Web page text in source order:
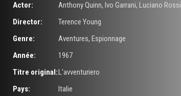
Actor: Anthony Quinn, Ivo Garrani, Luciano Rossi
Director:
Terence Young
Genre:
Aventures, Espionnage
Année:
1967
Titre original:L'avventuriero
Pays:
Italie